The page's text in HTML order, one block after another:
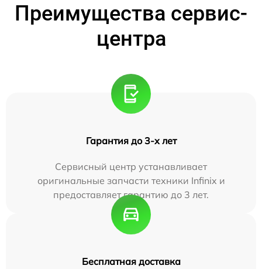
Преимущества сервис-
центра
Гарантия до 3-х лет
Сервисный центр устанавливает
оригинальные запчасти техники Infinix и
предоставляет гарантию до 3 лет.
Бесплатная доставка